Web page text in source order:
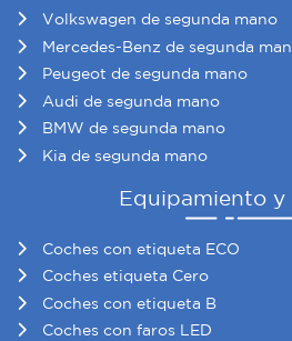
Volkswagen de segunda mano
Mercedes-Benz de segunda
Peugeot de segunda mano
Audi de segunda mano
BMW de segunda mano
Kia de segunda mano
Equipamiento
Coches con etiqueta ECO
Coches etiqueta Cero
Coches con etiqueta B
Coches con faros LED